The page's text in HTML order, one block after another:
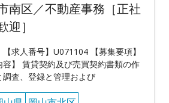
南区／不動産事務［正社
迎］
【求人番号】U071104 【募集要項】
】 賃貸契約及び売買契約書類の作
査、登録と管理および